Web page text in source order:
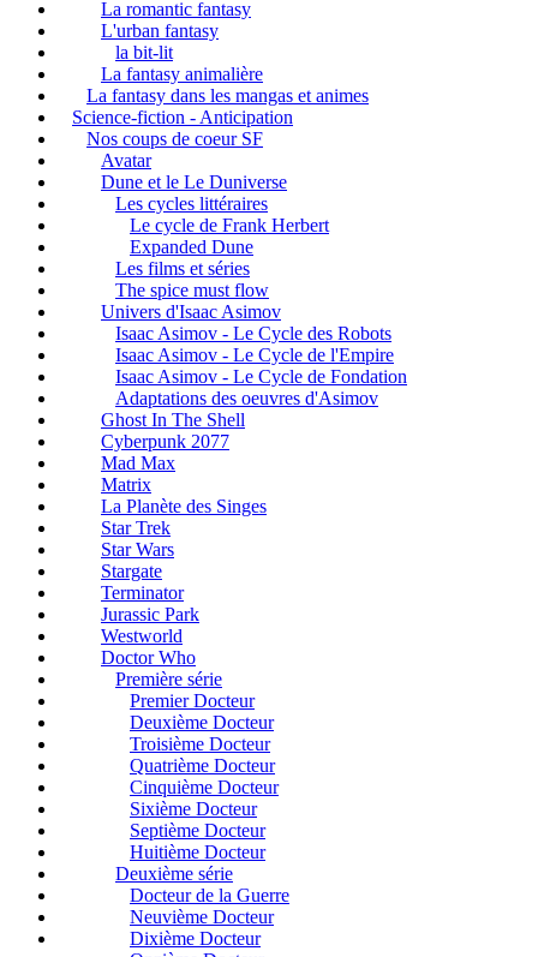
La romantic fantasy
L'urban fantasy
la bit-lit
La fantasy animalière
La fantasy dans les mangas et animes
Science-fiction - Anticipation
Nos coups de coeur SF
Avatar
Dune et le Le Duniverse
Les cycles littéraires
Le cycle de Frank Herbert
Expanded Dune
Les films et séries
The spice must flow
Univers d'Isaac Asimov
Isaac Asimov - Le Cycle des Robots
Isaac Asimov - Le Cycle de l'Empire
Isaac Asimov - Le Cycle de Fondation
Adaptations des oeuvres d'Asimov
Ghost In The Shell
Cyberpunk 2077
Mad Max
Matrix
La Planète des Singes
Star Trek
Star Wars
Stargate
Terminator
Jurassic Park
Westworld
Doctor Who
Première série
Premier Docteur
Deuxième Docteur
Troisième Docteur
Quatrième Docteur
Cinquième Docteur
Sixième Docteur
Septième Docteur
Huitième Docteur
Deuxième série
Docteur de la Guerre
Neuvième Docteur
Dixième Docteur